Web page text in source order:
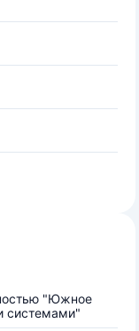
"Южное
системами"